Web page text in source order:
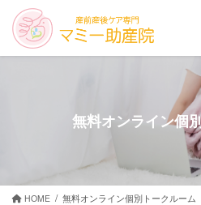
ン
ー
無料オンライン個
HOME 無料オンライン個別トークルーム